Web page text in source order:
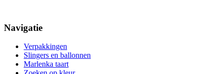
Navigatie
Verpakkingen
Slingers en ballonnen
Marlenka taart